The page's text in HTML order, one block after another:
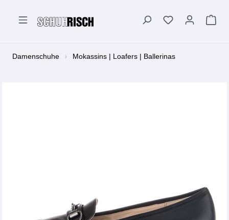
Damenschuhe Mokassins | Loafers | Ballerinas